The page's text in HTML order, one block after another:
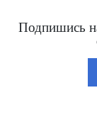
Подпишись